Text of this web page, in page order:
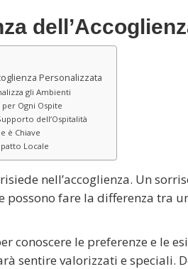
Personalizzata
gli Ambienti
Ogni Ospite
dell’Ospitalità
è Chiave
Locale
nell’accoglienza. Un
fare la differenza tra
conoscere le preferenze e le
sentire valorizzati e speciali.